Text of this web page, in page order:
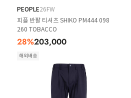
PEOPLE26FW
피플 반팔 티셔츠 SHIKO PM444 098
260 TOBACCO
28%203,000
해외배송